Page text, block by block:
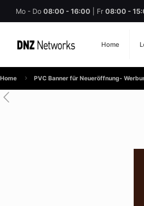
Mo - Do 08:00 - 16:00 | Fr 08:00 -
Home
Home PVC Banner für Neueröffnung-